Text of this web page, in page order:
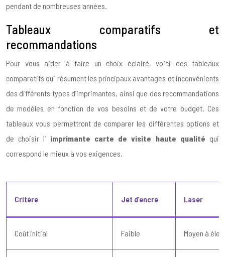
pendant de nombreuses années.
Tableaux comparatifs et
recommandations
Pour vous aider à faire un choix éclairé, voici des tableaux
comparatifs qui résument les principaux avantages et inconvénients
des différents types d’imprimantes, ainsi que des recommandations
de modèles en fonction de vos besoins et de votre budget. Ces
tableaux vous permettront de comparer les différentes options et
de choisir l’ imprimante carte de visite haute qualité qui
correspond le mieux à vos exigences.
Critère Jet d’encre Laser
Coût initial Faible Moyen à